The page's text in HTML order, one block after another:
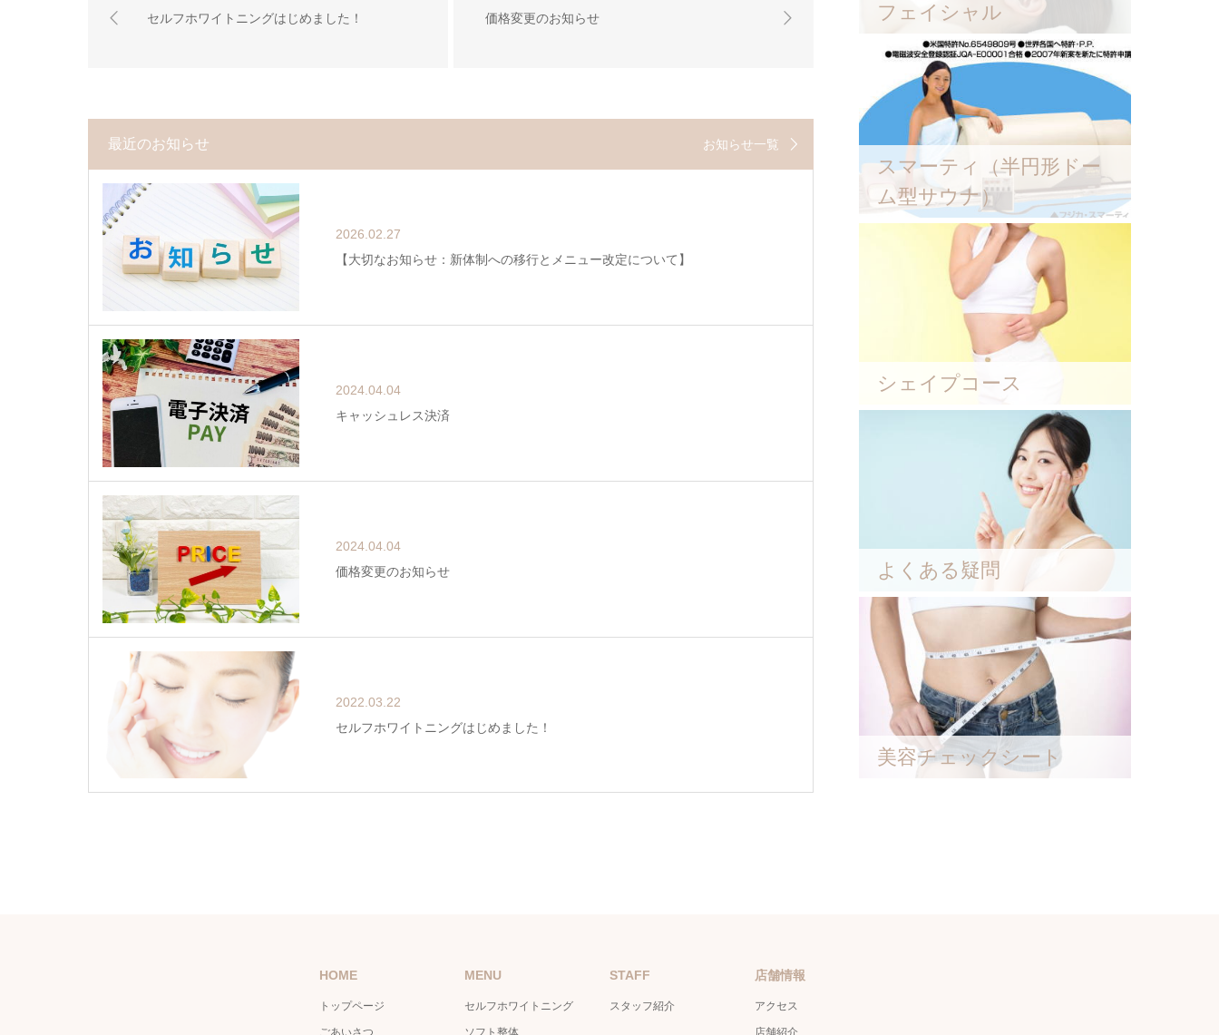
セルフホワイトニングはじめました！ 価格変更のお知らせ
最近のお知らせ お知らせ一覧
2026.02.27
【大切なお知らせ：新体制への移行とメニュー改定について】
2024.04.04
キャッシュレス決済
2024.04.04
価格変更のお知らせ
2022.03.22
セルフホワイトニングはじめました！
フェイシャル
スマーティ（半円形ドー
ム型サウナ）
シェイプコース
よくある疑問
美容チェックシート
HOME
トップページ
ごあいさつ
MENU
セルフホワイトニング
ソフト整体
STAFF
スタッフ紹介
店舗情報
アクセス
店舗紹介